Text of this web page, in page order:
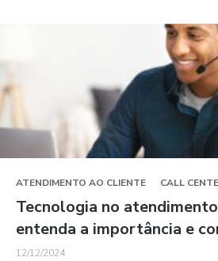
ATENDIMENTO AO CLIENTE CALL
Tecnologia no
entenda a importância e
12/12/2024